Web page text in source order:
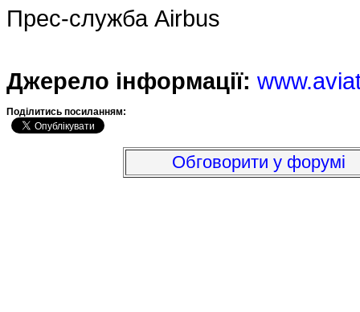
Прес-служба Airbus
Джерело інформації:
Подiлитись посиланням:
Обговорити у форумі